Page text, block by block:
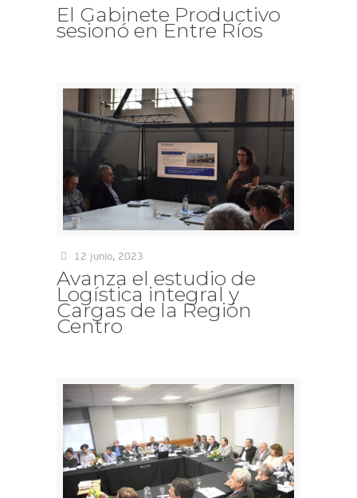
El Gabinete Productivo
sesionó en Entre Ríos
12 junio, 2023
Avanza el estudio de
Logística integral y
Cargas de la Región
Centro